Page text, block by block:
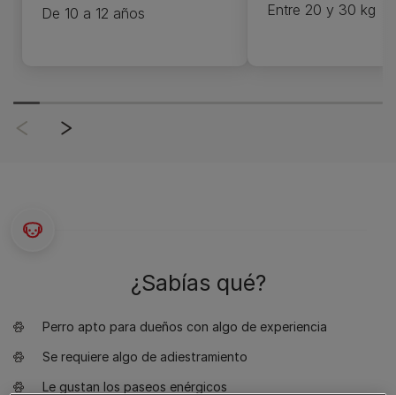
De 10 a 12 años Entre 20 y 30 kg
¿Sabías qué?
Perro apto para dueños con algo de experiencia
Se requiere algo de adiestramiento
Le gustan los paseos enérgicos